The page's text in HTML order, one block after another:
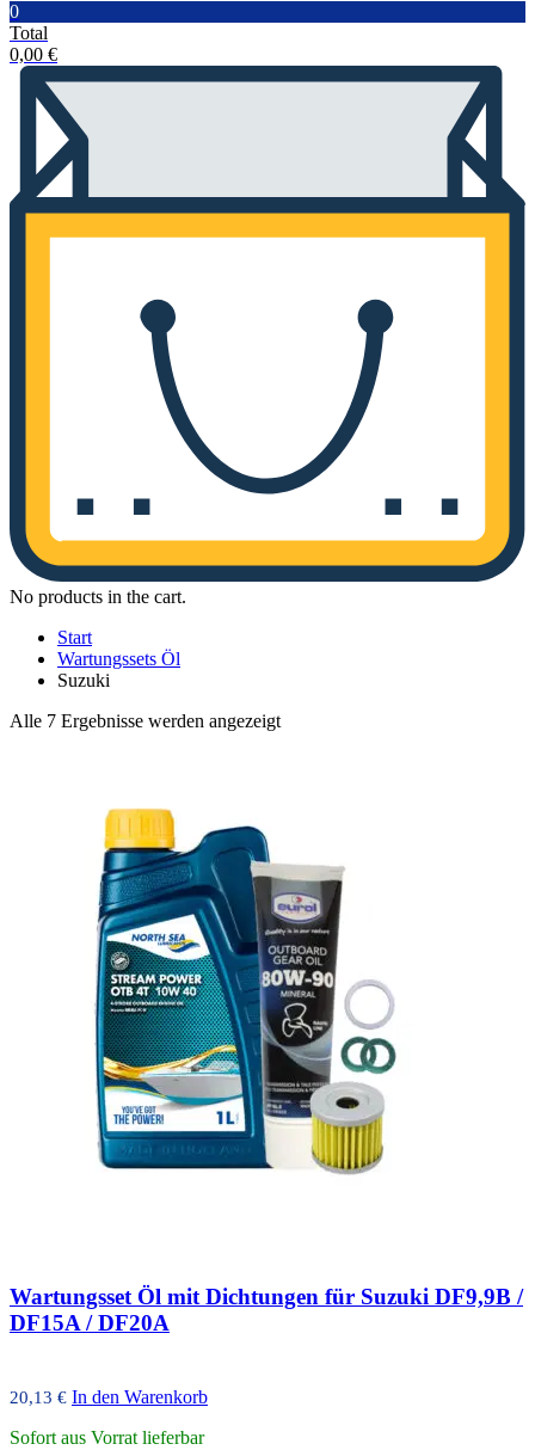
0
Total
0,00 €
No products in the cart.
Start
Wartungssets Öl
Suzuki
Alle 7 Ergebnisse werden angezeigtNach
Wartungsset Öl mit Dichtungen für Suzuki DF9,9B /
DF15A / DF20A
20,13 € In den Warenkorb
Sofort aus Vorrat lieferbar